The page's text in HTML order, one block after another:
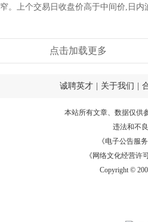
窄。上个交易日收盘价高于中间价,日内
点击加载更多
诚聘英才 关于我们
本站所有文章、数据仅供
违法和不
《电子公告服务
《网络文化经营许
Copyright ©